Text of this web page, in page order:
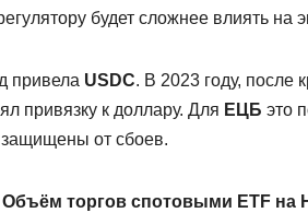
будет сложнее влиять на
привела USDC. В 2023 году, после
привязку к доллару. Для ЕЦБ это
от сбоев.
Объём торгов спотовыми ETF на